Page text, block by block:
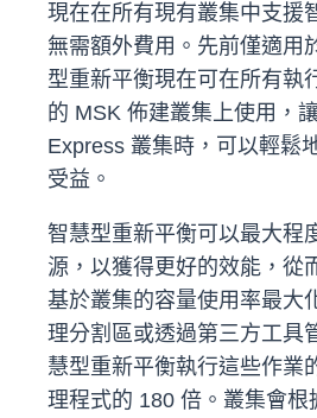
現在在所有現有叢集中支援
無需額外費用。先前僅適用
型重新平衡現在可在所有執
的 MSK 佈建叢集上使用，
Express 叢集時，可以輕鬆
受益。
智慧型重新平衡可以最大程
源，以獲得更好的效能，從
基於叢集的容量使用率最大
理分割區或透過第三方工具
慧型重新平衡執行這些作業
理程式的 180 倍。叢集會根